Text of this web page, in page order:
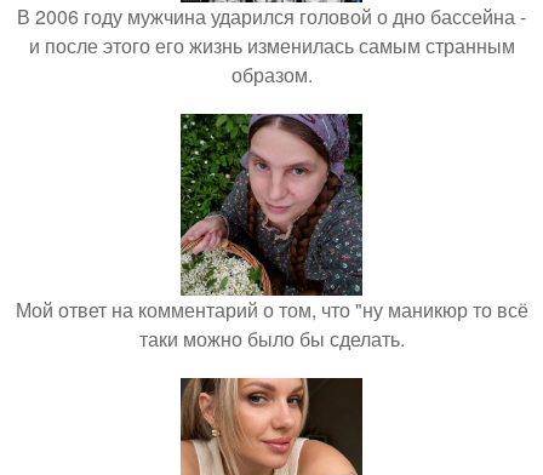
В 2006 году мужчина ударился головой о дно бассейна -
и после этого его жизнь изменилась самым странным
образом.
Мой ответ на комментарий о том, что "ну маникюр то всё
таки можно было бы сделать.